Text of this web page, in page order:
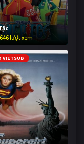
lượt xem
VIETSUB